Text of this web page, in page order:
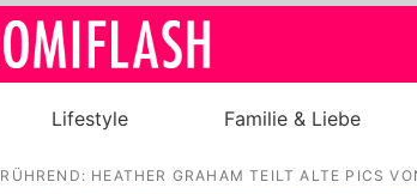
Royals
Lifestyle Familie & Liebe
RÜHREND: HEATHER GRAHAM TEILT ALTE PICS